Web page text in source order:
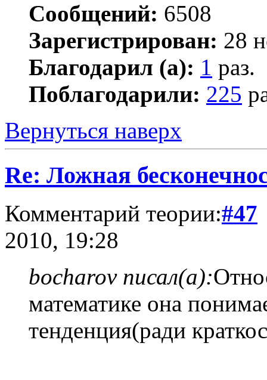
Сообщений: 6508
Зарегистрирован: 28
Благодарил (а): 1 раз.
Поблагодарили: 225
Вернуться наверх
Re: Ложная
Комментарий теории:#47
2010, 19:28
bocharov писал(а):
математике она
тенденция(ради